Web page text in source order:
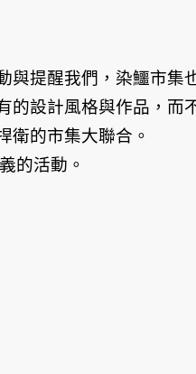
與提醒我們，染鱷市集
的設計風格與作品，而
衛的市集大聯合。
的活動。